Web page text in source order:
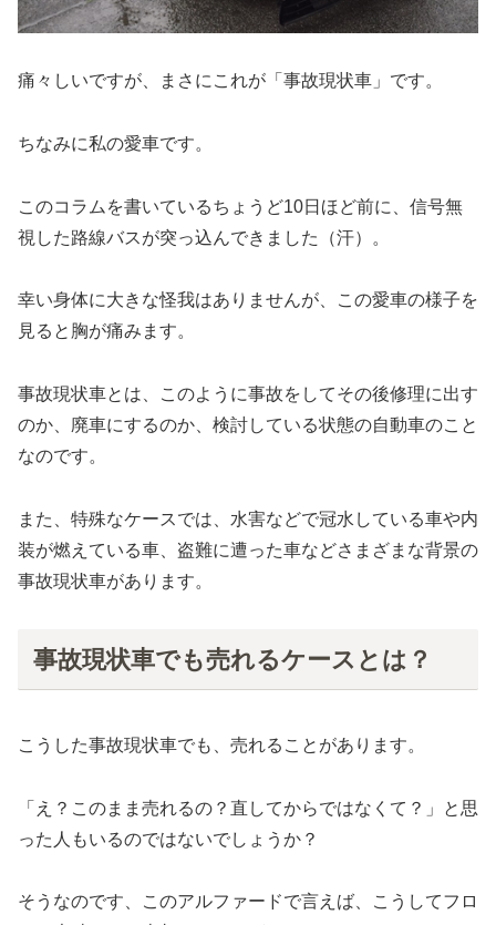
痛々しいですが、まさにこれが「事故現状車」です。
ちなみに私の愛車です。
このコラムを書いているちょうど10日ほど前に、信号無
視した路線バスが突っ込んできました（汗）。
幸い身体に大きな怪我はありませんが、この愛車の様子を
見ると胸が痛みます。
事故現状車とは、このように事故をしてその後修理に出す
のか、廃車にするのか、検討している状態の自動車のこと
なのです。
また、特殊なケースでは、水害などで冠水している車や内
装が燃えている車、盗難に遭った車などさまざまな背景の
事故現状車があります。
事故現状車でも売れるケースとは？
こうした事故現状車でも、売れることがあります。
「え？このまま売れるの？直してからではなくて？」と思
った人もいるのではないでしょうか？
そうなのです、このアルファードで言えば、こうしてフロ